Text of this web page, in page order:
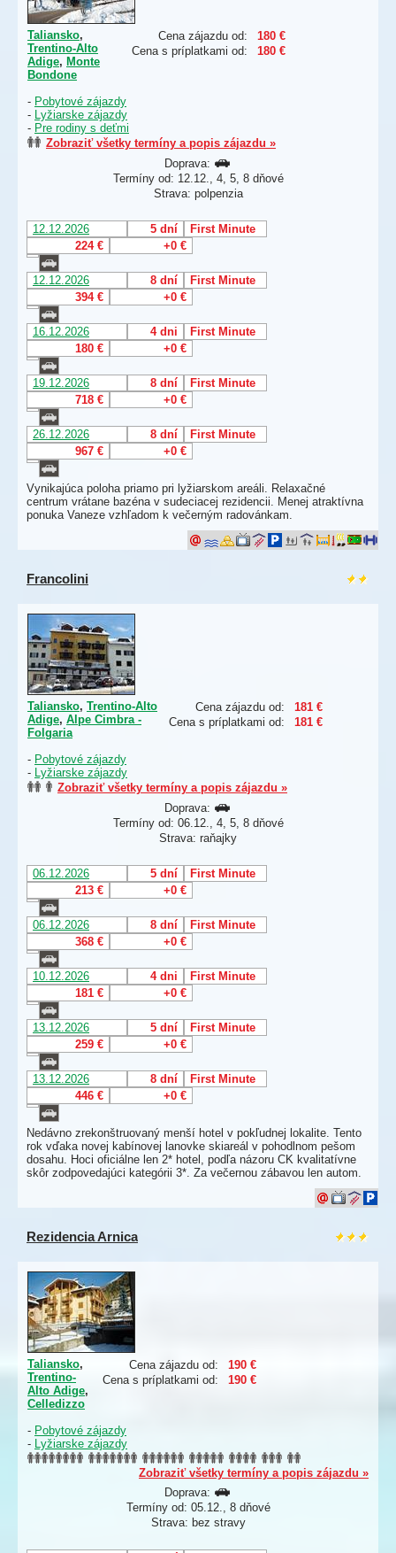
Cena zájazdu od:
180 €
Cena s príplatkami od:
180 €
Taliansko,
Trentino-Alto
Adige, Monte
Bondone
- Pobytové zájazdy
- Lyžiarske zájazdy
- Pre rodiny s deťmi
Zobraziť všetky termíny a popis zájazdu »
Doprava:
Termíny od: 12.12., 4, 5, 8 dňové
Strava: polpenzia
12.12.2026 5 dní
First Minute
224 €
+0 €
12.12.2026 8 dní
First Minute
394 €
+0 €
16.12.2026 4 dni
First Minute
180 €
+0 €
19.12.2026 8 dní
First Minute
718 €
+0 €
26.12.2026 8 dní
First Minute
967 €
+0 €
Vynikajúca poloha priamo pri lyžiarskom areáli. Relaxačné
centrum vrátane bazéna v sudeciacej rezidencii. Menej atraktívna
ponuka Vaneze vzhľadom k večerným radovánkam.
Francolini
Cena zájazdu od:
181 €
Cena s príplatkami od:
181 €
Taliansko, Trentino-Alto
Adige, Alpe Cimbra -
Folgaria
- Pobytové zájazdy
- Lyžiarske zájazdy
Zobraziť všetky termíny a popis zájazdu »
Doprava:
Termíny od: 06.12., 4, 5, 8 dňové
Strava: raňajky
06.12.2026 5 dní
First Minute
213 €
+0 €
06.12.2026 8 dní
First Minute
368 €
+0 €
10.12.2026 4 dni
First Minute
181 €
+0 €
13.12.2026 5 dní
First Minute
259 €
+0 €
13.12.2026 8 dní
First Minute
446 €
+0 €
Nedávno zrekonštruovaný menší hotel v pokľudnej lokalite. Tento
rok vďaka novej kabínovej lanovke skiareál v pohodlnom pešom
dosahu. Hoci oficiálne len 2* hotel, podľa názoru CK kvalitatívne
skôr zodpovedajúci kategórii 3*. Za večernou zábavou len autom.
Rezidencia Arnica
Cena zájazdu od:
190 €
Cena s príplatkami od:
190 €
Taliansko,
Trentino-
Alto Adige,
Celledizzo
- Pobytové zájazdy
- Lyžiarske zájazdy
Zobraziť všetky termíny a popis zájazdu »
Doprava:
Termíny od: 05.12., 8 dňové
Strava: bez stravy